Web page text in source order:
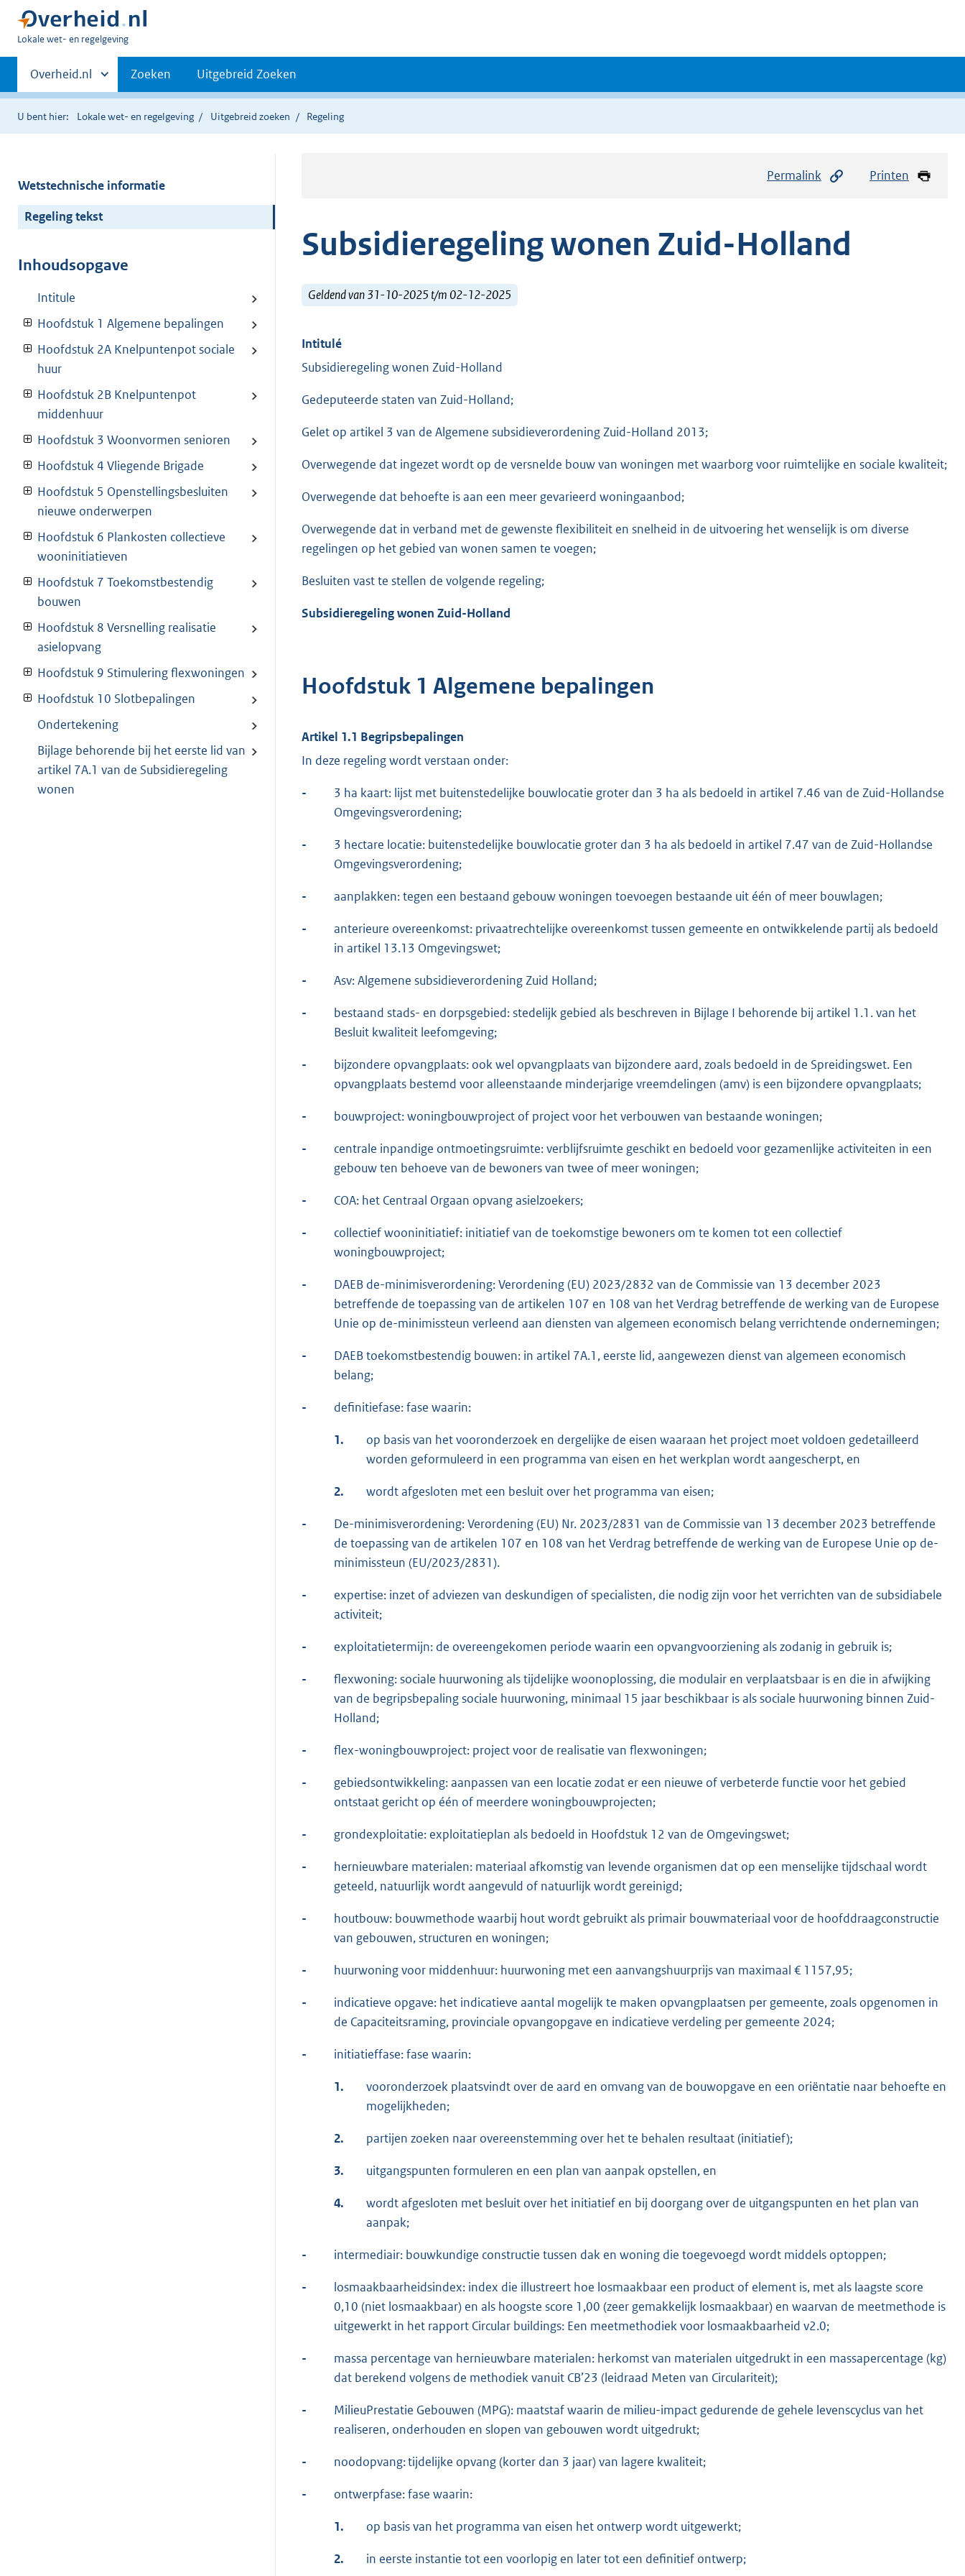
U
hier:
Lokale wet- en regelgeving
Primaire
navigatie
Andere
sites
binnen
Overheid.nl Zoeken Uitgebreid Zoeken
U bent hier: Lokale wet- en regelgeving Uitgebreid zoeken Regeling
Wetstechnische informatie
Regeling tekst
Inhoudsopgave
Intitule
Hoofdstuk 1 Algemene bepalingen
Hoofdstuk 2A Knelpuntenpot sociale
huur
Hoofdstuk 2B Knelpuntenpot
middenhuur
Hoofdstuk 3 Woonvormen senioren
Hoofdstuk 4 Vliegende Brigade
Hoofdstuk 5 Openstellingsbesluiten
nieuwe onderwerpen
Hoofdstuk 6 Plankosten collectieve
wooninitiatieven
Hoofdstuk 7 Toekomstbestendig
bouwen
Hoofdstuk 8 Versnelling realisatie
asielopvang
Hoofdstuk 9 Stimulering flexwoningen
Hoofdstuk 10 Slotbepalingen
Ondertekening
Bijlage behorende bij het eerste lid van
artikel 7A.1 van de Subsidieregeling
wonen
Permalink Printen
Subsidieregeling wonen Zuid-Holland
Geldend van 31-10-2025 t/m 02-12-2025
Intitulé
Subsidieregeling wonen Zuid-Holland
Gedeputeerde staten van Zuid-Holland;
Gelet op artikel 3 van de Algemene subsidieverordening Zuid-Holland 2013;
Overwegende dat ingezet wordt op de versnelde bouw van woningen met waarborg voor ruimtelijke en sociale kwaliteit;
Overwegende dat behoefte is aan een meer gevarieerd woningaanbod;
Overwegende dat in verband met de gewenste flexibiliteit en snelheid in de uitvoering het wenselijk is om diverse
regelingen op het gebied van wonen samen te voegen;
Besluiten vast te stellen de volgende regeling;
Subsidieregeling wonen Zuid-Holland
Hoofdstuk 1 Algemene bepalingen
Artikel 1.1 Begripsbepalingen
In deze regeling wordt verstaan onder:
-
3 ha kaart: lijst met buitenstedelijke bouwlocatie groter dan 3 ha als bedoeld in artikel 7.46 van de Zuid-Hollandse
Omgevingsverordening;
-
3 hectare locatie: buitenstedelijke bouwlocatie groter dan 3 ha als bedoeld in artikel 7.47 van de Zuid-Hollandse
Omgevingsverordening;
- aanplakken: tegen een bestaand gebouw woningen toevoegen bestaande uit één of meer bouwlagen;
-
anterieure overeenkomst: privaatrechtelijke overeenkomst tussen gemeente en ontwikkelende partij als bedoeld
in artikel 13.13 Omgevingswet;
- Asv: Algemene subsidieverordening Zuid Holland;
-
bestaand stads- en dorpsgebied: stedelijk gebied als beschreven in Bijlage I behorende bij artikel 1.1. van het
Besluit kwaliteit leefomgeving;
-
bijzondere opvangplaats: ook wel opvangplaats van bijzondere aard, zoals bedoeld in de Spreidingswet. Een
opvangplaats bestemd voor alleenstaande minderjarige vreemdelingen (amv) is een bijzondere opvangplaats;
- bouwproject: woningbouwproject of project voor het verbouwen van bestaande woningen;
-
centrale inpandige ontmoetingsruimte: verblijfsruimte geschikt en bedoeld voor gezamenlijke activiteiten in een
gebouw ten behoeve van de bewoners van twee of meer woningen;
- COA: het Centraal Orgaan opvang asielzoekers;
-
collectief wooninitiatief: initiatief van de toekomstige bewoners om te komen tot een collectief
woningbouwproject;
-
DAEB de-minimisverordening: Verordening (EU) 2023/2832 van de Commissie van 13 december 2023
betreffende de toepassing van de artikelen 107 en 108 van het Verdrag betreffende de werking van de Europese
Unie op de-minimissteun verleend aan diensten van algemeen economisch belang verrichtende ondernemingen;
-
DAEB toekomstbestendig bouwen: in artikel 7A.1, eerste lid, aangewezen dienst van algemeen economisch
belang;
- definitiefase: fase waarin:
1.
op basis van het vooronderzoek en dergelijke de eisen waaraan het project moet voldoen gedetailleerd
worden geformuleerd in een programma van eisen en het werkplan wordt aangescherpt, en
2. wordt afgesloten met een besluit over het programma van eisen;
-
De-minimisverordening: Verordening (EU) Nr. 2023/2831 van de Commissie van 13 december 2023 betreffende
de toepassing van de artikelen 107 en 108 van het Verdrag betreffende de werking van de Europese Unie op de-
minimissteun (EU/2023/2831).
-
expertise: inzet of adviezen van deskundigen of specialisten, die nodig zijn voor het verrichten van de subsidiabele
activiteit;
- exploitatietermijn: de overeengekomen periode waarin een opvangvoorziening als zodanig in gebruik is;
-
flexwoning: sociale huurwoning als tijdelijke woonoplossing, die modulair en verplaatsbaar is en die in afwijking
van de begripsbepaling sociale huurwoning, minimaal 15 jaar beschikbaar is als sociale huurwoning binnen Zuid-
Holland;
- flex-woningbouwproject: project voor de realisatie van flexwoningen;
-
gebiedsontwikkeling: aanpassen van een locatie zodat er een nieuwe of verbeterde functie voor het gebied
ontstaat gericht op één of meerdere woningbouwprojecten;
- grondexploitatie: exploitatieplan als bedoeld in Hoofdstuk 12 van de Omgevingswet;
-
hernieuwbare materialen: materiaal afkomstig van levende organismen dat op een menselijke tijdschaal wordt
geteeld, natuurlijk wordt aangevuld of natuurlijk wordt gereinigd;
-
houtbouw: bouwmethode waarbij hout wordt gebruikt als primair bouwmateriaal voor de hoofddraagconstructie
van gebouwen, structuren en woningen;
- huurwoning voor middenhuur: huurwoning met een aanvangshuurprijs van maximaal € 1157,95;
-
indicatieve opgave: het indicatieve aantal mogelijk te maken opvangplaatsen per gemeente, zoals opgenomen in
de Capaciteitsraming, provinciale opvangopgave en indicatieve verdeling per gemeente 2024;
- initiatieffase: fase waarin:
1.
vooronderzoek plaatsvindt over de aard en omvang van de bouwopgave en een oriëntatie naar behoefte en
mogelijkheden;
2. partijen zoeken naar overeenstemming over het te behalen resultaat (initiatief);
3. uitgangspunten formuleren en een plan van aanpak opstellen, en
4.
wordt afgesloten met besluit over het initiatief en bij doorgang over de uitgangspunten en het plan van
aanpak;
- intermediair: bouwkundige constructie tussen dak en woning die toegevoegd wordt middels optoppen;
-
losmaakbaarheidsindex: index die illustreert hoe losmaakbaar een product of element is, met als laagste score
0,10 (niet losmaakbaar) en als hoogste score 1,00 (zeer gemakkelijk losmaakbaar) en waarvan de meetmethode is
uitgewerkt in het rapport Circular buildings: Een meetmethodiek voor losmaakbaarheid v2.0;
-
massa percentage van hernieuwbare materialen: herkomst van materialen uitgedrukt in een massapercentage (kg)
dat berekend volgens de methodiek vanuit CB’23 (leidraad Meten van Circulariteit);
-
MilieuPrestatie Gebouwen (MPG): maatstaf waarin de milieu-impact gedurende de gehele levenscyclus van het
realiseren, onderhouden en slopen van gebouwen wordt uitgedrukt;
- noodopvang: tijdelijke opvang (korter dan 3 jaar) van lagere kwaliteit;
- ontwerpfase: fase waarin:
1. op basis van het programma van eisen het ontwerp wordt uitgewerkt;
2. in eerste instantie tot een voorlopig en later tot een definitief ontwerp;